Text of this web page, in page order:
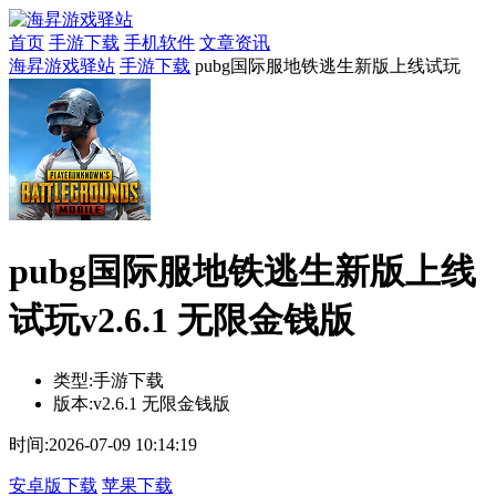
首页 手游下载 手机软件 文章资讯
海昇游戏驿站 手游下载 pubg国际服地铁逃生新版上线试玩
pubg国际服地铁逃生新版上线
试玩v2.6.1 无限金钱版
类型:手游下载
版本:v2.6.1 无限金钱版
时间:2026-07-09 10:14:19
安卓版下载 苹果下载